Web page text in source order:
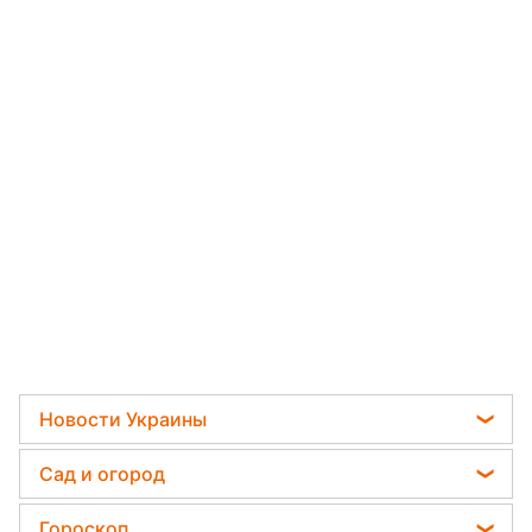
Новости Украины
Политика
Отключения света
Сад и огород
Садовод назвал самое эффективное средство